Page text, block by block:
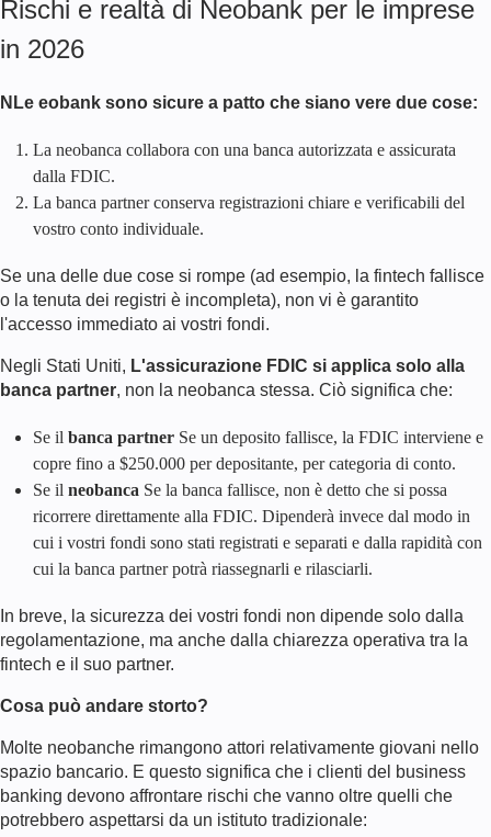
Rischi e realtà di Neobank per le imprese
in 2026
N Le eobank sono sicure a patto che siano vere due cose:
La neobanca collabora con una banca autorizzata e assicurata
dalla FDIC.
La banca partner conserva registrazioni chiare e verificabili del
vostro conto individuale.
Se una delle due cose si rompe (ad esempio, la fintech fallisce
o la tenuta dei registri è incompleta), non vi è garantito
l'accesso immediato ai vostri fondi.
Negli Stati Uniti, L'assicurazione FDIC si applica solo alla
banca partner, non la neobanca stessa. Ciò significa che:
Se il banca partner Se un deposito fallisce, la FDIC interviene e
copre fino a $250.000 per depositante, per categoria di conto.
Se il neobanca Se la banca fallisce, non è detto che si possa
ricorrere direttamente alla FDIC. Dipenderà invece dal modo in
cui i vostri fondi sono stati registrati e separati e dalla rapidità con
cui la banca partner potrà riassegnarli e rilasciarli.
In breve, la sicurezza dei vostri fondi non dipende solo dalla
regolamentazione, ma anche dalla chiarezza operativa tra la
fintech e il suo partner.
Cosa può andare storto?
Molte neobanche rimangono attori relativamente giovani nello
spazio bancario. E questo significa che i clienti del business
banking devono affrontare rischi che vanno oltre quelli che
potrebbero aspettarsi da un istituto tradizionale: